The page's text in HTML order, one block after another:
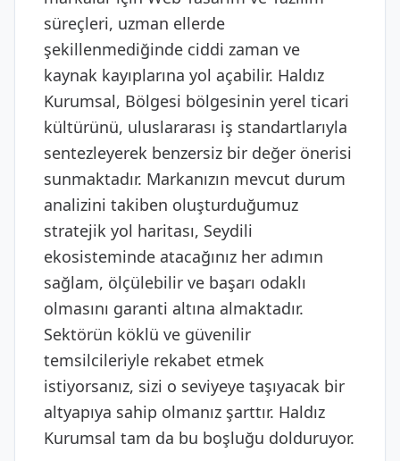
süreçleri, uzman ellerde
şekillenmediğinde ciddi zaman ve
kaynak kayıplarına yol açabilir. Haldız
Kurumsal, Bölgesi bölgesinin yerel ticari
kültürünü, uluslararası iş standartlarıyla
sentezleyerek benzersiz bir değer önerisi
sunmaktadır. Markanızın mevcut durum
analizini takiben oluşturduğumuz
stratejik yol haritası, Seydili
ekosisteminde atacağınız her adımın
sağlam, ölçülebilir ve başarı odaklı
olmasını garanti altına almaktadır.
Sektörün köklü ve güvenilir
temsilcileriyle rekabet etmek
istiyorsanız, sizi o seviyeye taşıyacak bir
altyapıya sahip olmanız şarttır. Haldız
Kurumsal tam da bu boşluğu dolduruyor.